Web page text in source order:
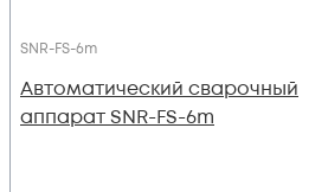
SNR-FS-6m
Автоматический сварочный
аппарат SNR-FS-6m